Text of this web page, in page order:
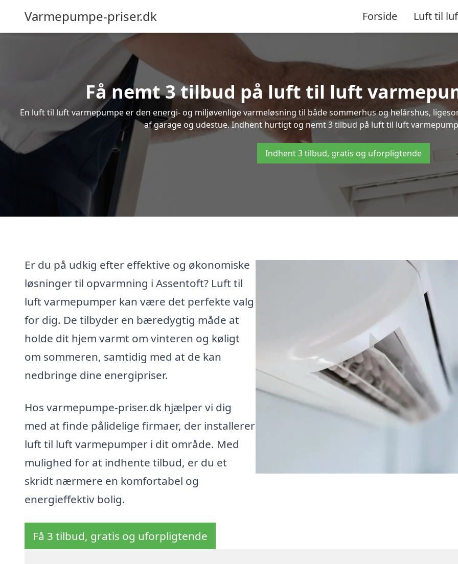
Varmepumpe-priser.dk Forside Luft til
Få nemt 3 tilbud på luft til luft
En luft til luft varmepumpe er den energi- og miljøvenlige varmeløsning til både sommerhus og helårshus,
af garage og udestue. Indhent hurtigt og nemt 3 tilbud på luft til luft
Indhent 3 tilbud, gratis og uforpligtende
Er du på udkig efter effektive og økonomiske
løsninger til opvarmning i Assentoft? Luft til
luft varmepumper kan være det perfekte valg
for dig. De tilbyder en bæredygtig måde at
holde dit hjem varmt om vinteren og køligt
om sommeren, samtidig med at de kan
nedbringe dine energipriser.
Hos varmepumpe-priser.dk hjælper vi dig
med at finde pålidelige firmaer, der installerer
luft til luft varmepumper i dit område. Med
mulighed for at indhente tilbud, er du et
skridt nærmere en komfortabel og
energieffektiv bolig.
Få 3 tilbud, gratis og uforpligtende